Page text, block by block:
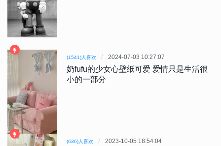
(1541)人喜欢 2024-07-03 10:27:07
奶fufu的少女心壁纸可爱 爱情只是生活很
小的一部分
(636)人喜欢 2023-10-05 18:54:04